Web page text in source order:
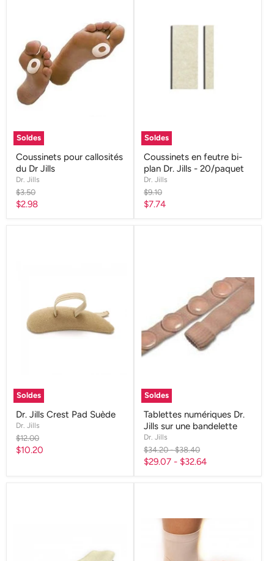
Soldes
Coussinets pour callosités
du Dr Jills
Dr. Jills
Prix
d'origine
$3.50
Prix
$2.98
Soldes
Coussinets en feutre bi-
plan Dr. Jills - 20/paquet
Dr. Jills
Prix
d'origine
$9.10
Prix
$7.74
Soldes
Dr. Jills Crest Pad Suède
Dr. Jills
Prix
d'origine
$12.00
Prix
$10.20
Soldes
Tablettes numériques Dr.
Jills sur une bandelette
Dr. Jills
Prix
d'origine
$34.20-Prix
d'origine
$38.40
$29.07 - $32.64